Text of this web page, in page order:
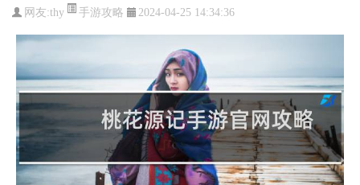
网友:thy 手游攻略 2024-04-25 14:34:36